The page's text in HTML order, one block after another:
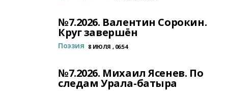
№7.2026. Валентин Сорокин.
Круг завершён
Поэзия 8 ИЮЛЯ , 06:54
№7.2026. Михаил Ясенев. По
следам Урала-батыра